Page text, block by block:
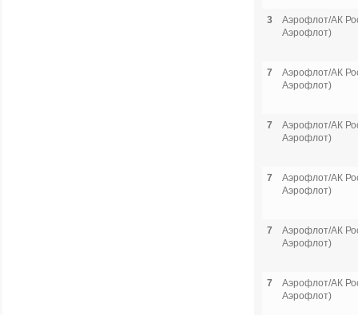
3
Аэрофлот/АК
Аэрофлот)
7
Аэрофлот/АК
Аэрофлот)
7
Аэрофлот/АК
Аэрофлот)
7
Аэрофлот/АК
Аэрофлот)
7
Аэрофлот/АК
Аэрофлот)
7
Аэрофлот/АК
Аэрофлот)